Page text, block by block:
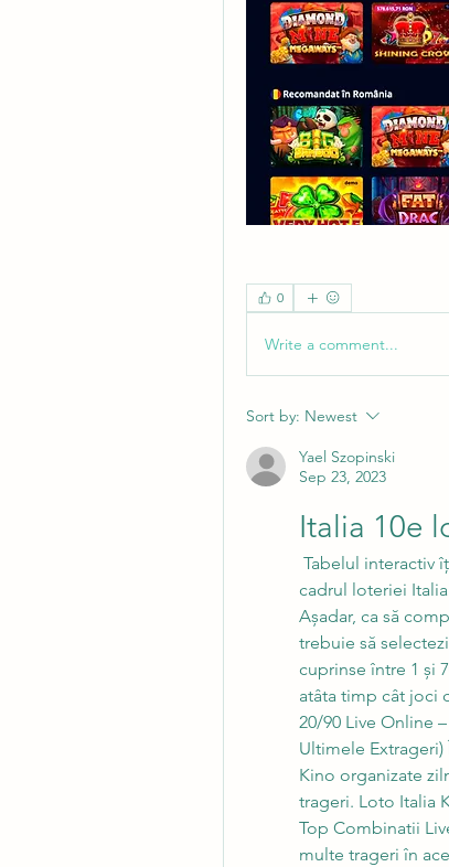
0
Write a comment...
Sort by: Newest
Yael Szopinski
Sep 23, 2023
Italia 10e
cadrul loteriei
Așadar, ca să
trebuie să
cuprinse între 1 și
atâta timp cât joci
20/90 Live Online
Ultimele
Kino organizate
trageri. Loto Italia
Top Combinatii
multe trageri în